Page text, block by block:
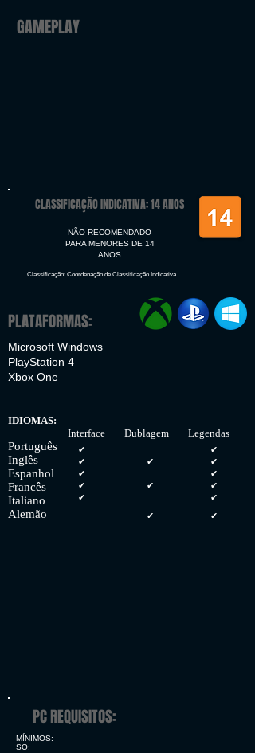
GAMEPLAY
CLASSIFICAÇÃO INDICATIVA: 14 ANOS
NÃO RECOMENDADO
PARA MENORES DE 14
ANOS
Classificação: Coordenação de Classificação Indicativa
PLATAFORMAS:
Microsoft Windows
PlayStation 4
Xbox One
IDIOMAS:
Interface Dublagem Legendas
Português
Inglês
Espanhol
Francês
Italiano
Alemão
✔
✔
✔
✔
✔
✔
✔
✔
✔
✔
✔
✔
✔
✔
PC REQUISITOS:
MÍNIMOS:
SO: